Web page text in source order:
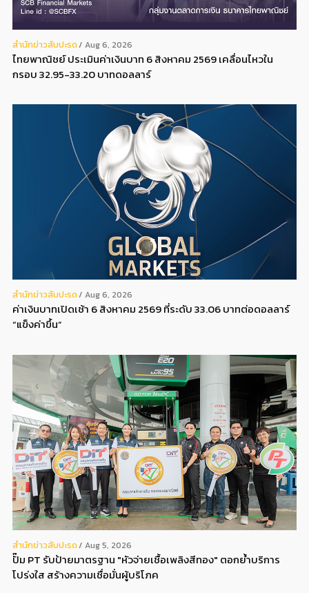
สํานักข่าวสับปะรด Aug 6, 2026
ไทยพาณิชย์ ประเมินค่าเงินบาท 6 สิงหาคม 2569 เคลื่อนไหวใน
กรอบ 32.95-33.20 บาทดอลลาร์
สํานักข่าวสับปะรด Aug 6, 2026
ค่าเงินบาทเปิดเช้า 6 สิงหาคม 2569 ที่ระดับ 33.06 บาทต่อดอลลาร์
“แข็งค่าขึ้น”
สํานักข่าวสับปะรด Aug 5, 2026
ปั๊ม PT รับป้ายมาตรฐาน "หัวจ่ายเชื้อเพลิงสีทอง" ตอกย้ำบริการ
โปร่งใส สร้างความเชื่อมั่นผู้บริโภค